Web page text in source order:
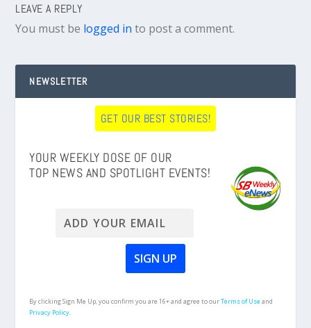
LEAVE A REPLY
You must be logged in to post a comment.
NEWSLETTER
GET OUR BEST STORIES!
YOUR WEEKLY DOSE OF OUR
TOP NEWS AND SPOTLIGHT EVENTS!
By clicking Sign Me Up, you confirm you are 16+ and agree to ourTerms of Useand
Privacy Policy.